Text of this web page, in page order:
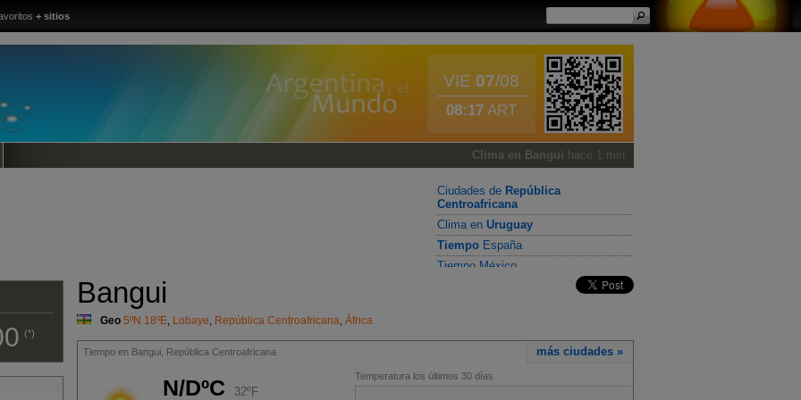
+ sitios
VIE 07/08
08:17 ART
Clima en Bangui hace 1 min
Ciudades de República
Centroafricana
Clima en Uruguay
Tiempo España
Tiempo México
(*)
Bangui
Geo 5ºN 18ºE, Lobaye, República Centroafricana, África
más ciudades »
Tiempo en Bangui, República Centroafricana
Temperatura los últimos 30 días
N/DºC 32ºF